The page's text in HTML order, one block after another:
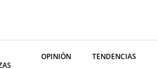
OPINIÓN TENDENCIAS